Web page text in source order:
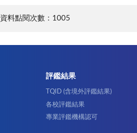
資料點閱次數：1005
評鑑結果
TQID (含境外評鑑結果)
各校評鑑結果
專業評鑑機構認可